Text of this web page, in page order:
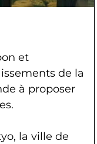
et
de la
à proposer
la ville de